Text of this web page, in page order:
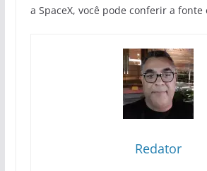
a SpaceX, você pode conferir a fonte
Redator